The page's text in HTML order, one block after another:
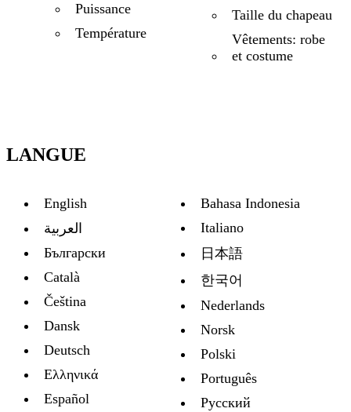
Puissance
Température
Taille du chapeau
Vêtements: robe
et costume
LANGUE
English
العربية
Български
Català
Čeština
Dansk
Deutsch
Ελληνικά
Español
Bahasa Indonesia
Italiano
日本語
한국어
Nederlands
Norsk
Polski
Português
Русский